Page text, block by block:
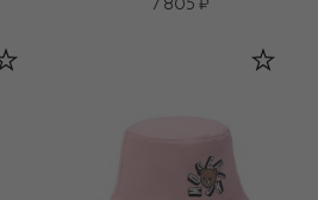
7 805 ₽